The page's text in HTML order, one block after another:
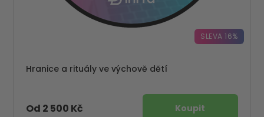
SLEVA 16%
Hranice a rituály ve výchově dětí
Od 2 500 Kč